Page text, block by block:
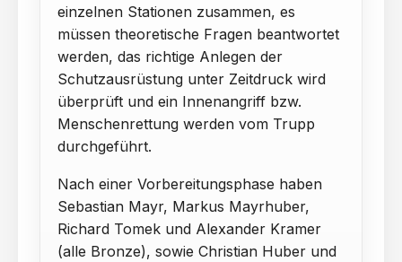
einzelnen Stationen zusammen, es
müssen theoretische Fragen beantwortet
werden, das richtige Anlegen der
Schutzausrüstung unter Zeitdruck wird
überprüft und ein Innenangriff bzw.
Menschenrettung werden vom Trupp
durchgeführt.
Nach einer Vorbereitungsphase haben
Sebastian Mayr, Markus Mayrhuber,
Richard Tomek und Alexander Kramer
(alle Bronze), sowie Christian Huber und